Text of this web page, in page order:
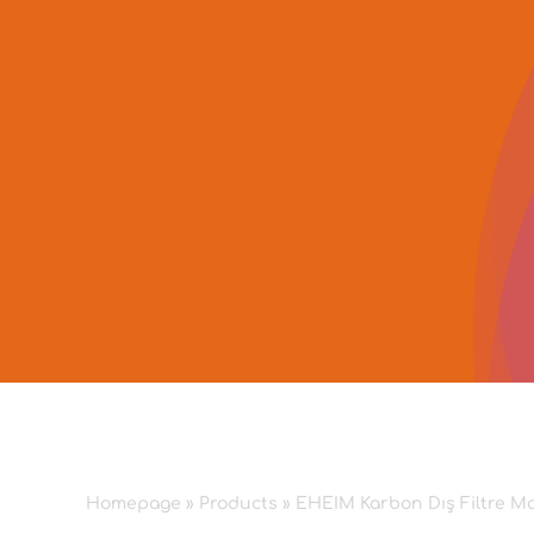
Homepage » Products » EHEIM Karbon Dış Filtre